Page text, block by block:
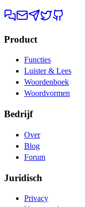
Product
Functies
Luister & Lees
Woordenboek
Woordvormen
Bedrijf
Over
Blog
Forum
Juridisch
Privacy